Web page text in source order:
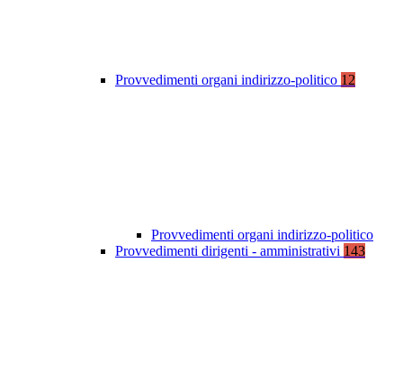
Provvedimenti organi indirizzo-politico 12
Provvedimenti organi indirizzo-politico
Provvedimenti dirigenti - amministrativi 143